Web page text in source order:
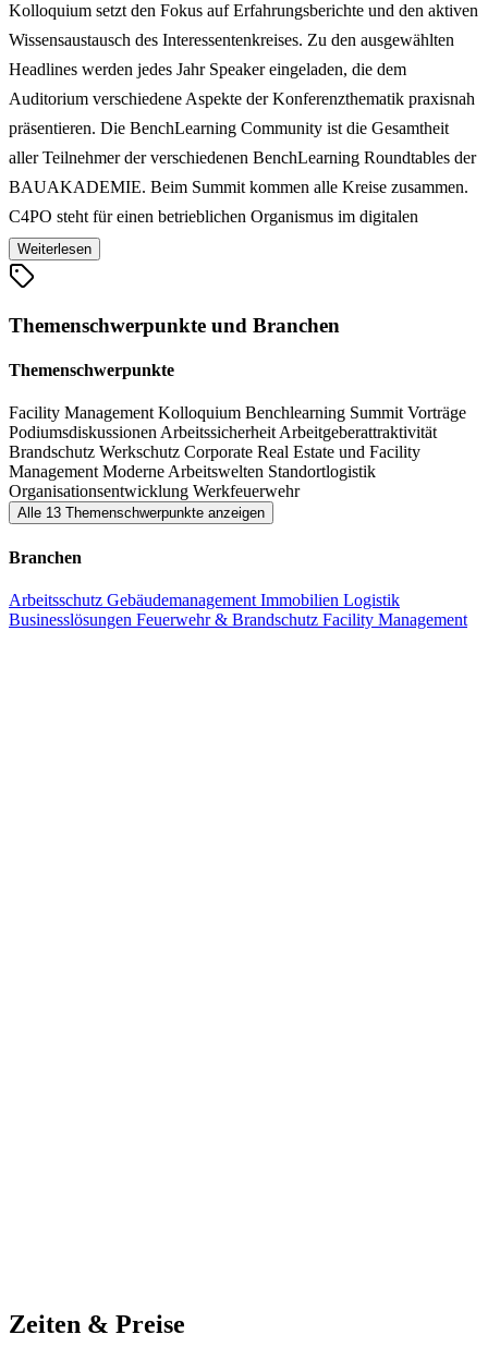
Kolloquium setzt den Fokus auf Erfahrungsberichte und den aktiven
Wissensaustausch des Interessentenkreises. Zu den ausgewählten
Headlines werden jedes Jahr Speaker eingeladen, die dem
Auditorium verschiedene Aspekte der Konferenzthematik praxisnah
präsentieren. Die BenchLearning Community ist die Gesamtheit
aller Teilnehmer der verschiedenen BenchLearning Roundtables der
BAUAKADEMIE. Beim Summit kommen alle Kreise zusammen.
C4PO steht für einen betrieblichen Organismus im digitalen
Zeitalter, der Menschen, Infrastruktur und Prozesse synergetisch
aufeinander abstimmt, um wirtschaftliche Zielsetzungen zu
oder Outsourcing. C4PO in Berlin soll Wegbereiter sein vom
Abteilungsdenken hin zu einem humanoiden Organismus, in dem
zu ermöglichen.
Weiterlesen
Themenschwerpunkte und Branchen
Themenschwerpunkte
Facility Management Kolloquium Benchlearning Summit Vorträge
Podiumsdiskussionen Arbeitssicherheit Arbeitgeberattraktivität
Brandschutz Werkschutz Corporate Real Estate und Facility
Management Moderne Arbeitswelten Standortlogistik
Organisationsentwicklung Werkfeuerwehr
Alle 13 Themenschwerpunkte anzeigen
Branchen
Arbeitsschutz Gebäudemanagement Immobilien Logistik
Businesslösungen Feuerwehr & Brandschutz Facility Management
Zeiten & Preise